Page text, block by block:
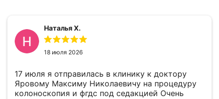
Наталья Х.
18 июля 2026
17 июля я отправилась в клинику к доктору
Яровому Максиму Николаевичу на процедуру
колоноскопия и фгдс под седакцией Очень